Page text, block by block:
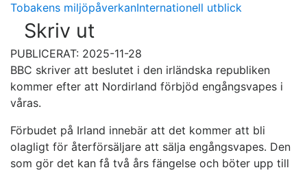
Tobakens miljöpåverkanInternationell utblick
Skriv ut
PUBLICERAT: 2025-11-28
BBC skriver att beslutet i den irländska republiken
kommer efter att Nordirland förbjöd engångsvapes i
våras.
Förbudet på Irland innebär att det kommer att bli
olagligt för återförsäljare att sälja engångsvapes. Den
som gör det kan få två års fängelse och böter upp till